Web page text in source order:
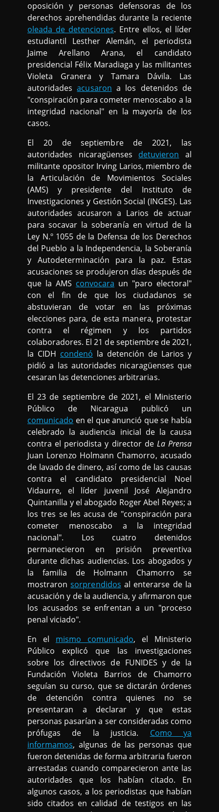
oposición y personas defensoras de los
derechos aprehendidas durante la reciente
oleada de detenciones. Entre ellos, el líder
estudiantil Lesther Alemán, el periodista
Jaime Arellano Arana, el candidato
presidencial Félix Maradiaga y las militantes
Violeta Granera y Tamara Dávila. Las
autoridadesacusaron a los detenidos de
"conspiración para cometer menoscabo a la
integridad nacional" en la mayoría de los
casos.
El 20 de septiembre de 2021, las
autoridades nicaragüenses detuvieron al
militante opositor Irving Larios, miembro de
la Articulación de Movimientos Sociales
(AMS) y presidente del Instituto de
Investigaciones y Gestión Social (INGES). Las
autoridades acusaron a Larios de actuar
para socavar la soberanía en virtud de la
Ley N.º 1055 de la Defensa de los Derechos
del Pueblo a la Independencia, la Soberanía
y Autodeterminación para la paz. Estas
acusaciones se produjeron días después de
que la AMS convocara un "paro electoral"
con el fin de que los ciudadanos se
abstuvieran de votar en las próximas
elecciones para, de esta manera, protestar
contra el régimen y los partidos
colaboradores. El 21 de septiembre de 2021,
la CIDH condenó la detención de Larios y
pidió a las autoridades nicaragüenses que
cesaran las detenciones arbitrarias.
El 23 de septiembre de 2021, el Ministerio
Público de Nicaragua publicó un
comunicado en el que anunció que se había
celebrado la audiencia inicial de la causa
contra el periodista y director de La Prensa
Juan Lorenzo Holmann Chamorro, acusado
de lavado de dinero, así como de las causas
contra el candidato presidencial Noel
Vidaurre, el líder juvenil José Alejandro
Quintanilla y el abogado Roger Abel Reyes; a
los tres se les acusa de "conspiración para
cometer menoscabo a la integridad
nacional". Los cuatro detenidos
permanecieron en prisión preventiva
durante dichas audiencias. Los abogados y
la familia de Holmann Chamorro se
mostraronsorprendidos al enterarse de la
acusación y de la audiencia, y afirmaron que
los acusados se enfrentan a un "proceso
penal viciado".
En el mismo comunicado, el Ministerio
Público explicó que las investigaciones
sobre los directivos de FUNIDES y de la
Fundación Violeta Barrios de Chamorro
seguían su curso, que se dictarán órdenes
de detención contra quienes no se
presentaran a declarar y que estas
personas pasarían a ser consideradas como
prófugas de la justicia. Como ya
informamos, algunas de las personas que
fueron detenidas de forma arbitraria fueron
arrestadas cuando comparecieron ante las
autoridades que los habían citado. En
algunos casos, a los periodistas que habían
sido citados en calidad de testigos en las